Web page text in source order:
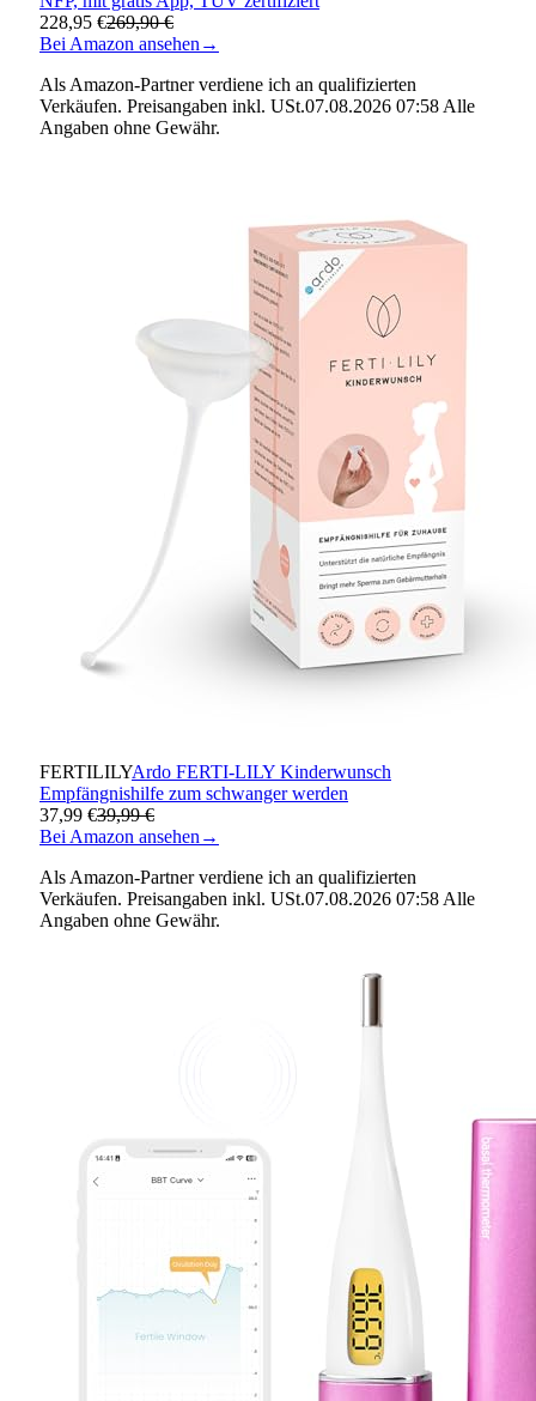
228,95 €269,90 €
Bei Amazon ansehen →
Als Amazon-Partner verdiene ich an qualifizierten
Verkäufen. Preisangaben inkl. USt.07.08.2026 07:58 Alle
Angaben ohne Gewähr.
FERTILILYArdo FERTI-LILY Kinderwunsch
Empfängnishilfe zum schwanger werden
37,99 €39,99 €
Bei Amazon ansehen →
Als Amazon-Partner verdiene ich an qualifizierten
Verkäufen. Preisangaben inkl. USt.07.08.2026 07:58 Alle
Angaben ohne Gewähr.